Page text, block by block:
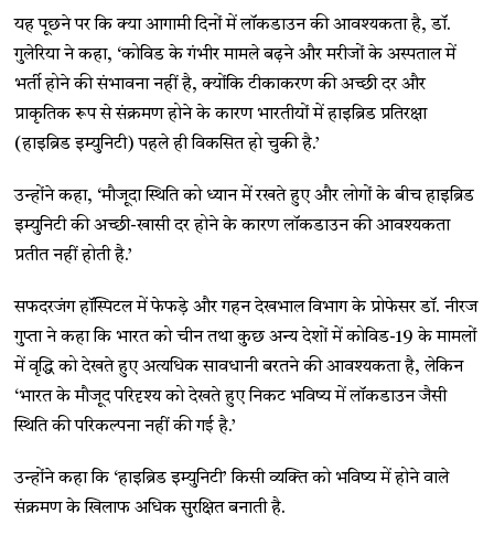
यह पूछने पर कि क्या आगामी दिनों में लॉकडाउन की आवश्यकता है, डॉ.
गुलेरिया ने कहा, ‘कोविड के गंभीर मामले बढ़ने और मरीजों के अस्पताल में
भर्ती होने की संभावना नहीं है, क्योंकि टीकाकरण की अच्छी दर और
प्राकृतिक रूप से संक्रमण होने के कारण भारतीयों में हाइब्रिड प्रतिरक्षा
(हाइब्रिड इम्युनिटी) पहले ही विकसित हो चुकी है.’
उन्होंने कहा, ‘मौजूदा स्थिति को ध्यान में रखते हुए और लोगों के बीच हाइब्रिड
इम्युनिटी की अच्छी-खासी दर होने के कारण लॉकडाउन की आवश्यकता
प्रतीत नहीं होती है.’
सफदरजंग हॉस्पिटल में फेफड़े और गहन देखभाल विभाग के प्रोफेसर डॉ. नीरज
गुप्ता ने कहा कि भारत को चीन तथा कुछ अन्य देशों में कोविड-19 के मामलों
में वृद्धि को देखते हुए अत्यधिक सावधानी बरतने की आवश्यकता है, लेकिन
‘भारत के मौजूद परिदृश्य को देखते हुए निकट भविष्य में लॉकडाउन जैसी
स्थिति की परिकल्पना नहीं की गई है.’
उन्होंने कहा कि ‘हाइब्रिड इम्युनिटी’ किसी व्यक्ति को भविष्य में होने वाले
संक्रमण के खिलाफ अधिक सुरक्षित बनाती है.